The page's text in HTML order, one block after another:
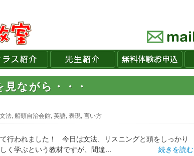
ながら・・・
文法, 船頭自治会館, 英語, 表現, 言い方
行われました！ 今日は文法、リスニングと頭をしっかり
く学ぶという教材ですが、間違...
続きを読む